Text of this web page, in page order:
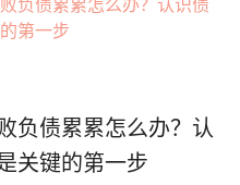
负债累累怎么办？认
关键的第一步